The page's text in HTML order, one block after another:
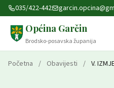
Preskoči na sadržaj
035/422-442
Općina Garčin
Brodsko-posavska županija
Početna / Obavijesti / V.